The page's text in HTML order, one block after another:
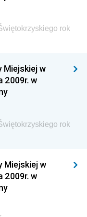
Ochrony
Ochrony
Administracji i
L
i
rok
Miejskiej w
2009r. w
rok
Miejskiej w
2009r. w